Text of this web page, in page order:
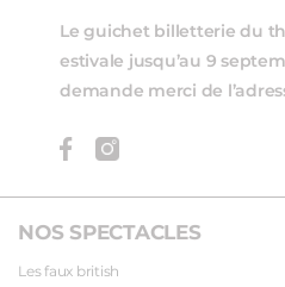
NOS SPECTACLES
Les faux british
Le guichet billetterie du
estivale jusqu’au 9
demande merci de